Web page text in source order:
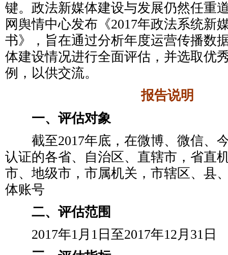
键。政法新媒体建设与发展仍然任重
网舆情中心发布《2017年政法系统新
书》，旨在通过分析年度运营传播数
体建设情况进行全面评估，并选取优
例，以供交流。
报告说明
一、评估对象
截至2017年底，在微博、微信、
认证的各省、自治区、直辖市，省直
市、地级市，市属机关，市辖区、县
体账号
二、评估范围
2017年1月1日至2017年12月31日